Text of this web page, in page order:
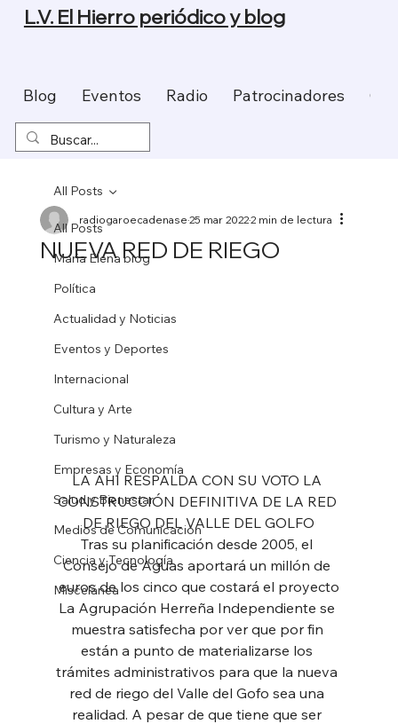
Blog Eventos Radio Patrocinadores
L.V. El Hierro periódico y blog
All Posts
Maria Elena blog
Política
Actualidad y Noticias
Eventos y Deportes
Internacional
Cultura y Arte
Turismo y Naturaleza
Empresas y Economía
Salud y Bienestar
Medios de Comunicación
Ciencia y Tecnología
Miscelánea
All Posts
NUEVA RED DE RIEGO
radiogaroecadenase25 mar 20222 min de lectura
LA AHI RESPALDA CON SU VOTO LA
CONSTRUCCIÓN DEFINITIVA DE LA RED
DE RIEGO DEL VALLE DEL GOLFO
Tras su planificación desde 2005, el
Consejo de Aguas aportará un millón de
euros de los cinco que costará el proyecto
La Agrupación Herreña Independiente se
muestra satisfecha por ver que por fin
están a punto de materializarse los
trámites administrativos para que la nueva
red de riego del Valle del Gofo sea una
realidad. A pesar de que tiene que ser